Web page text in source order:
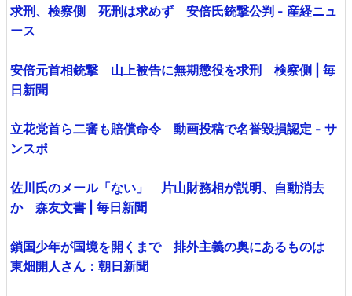
求刑、検察側 死刑は求めず 安倍氏銃撃公判 - 産経ニュ
ース
安倍元首相銃撃 山上被告に無期懲役を求刑 検察側 | 毎
日新聞
立花党首ら二審も賠償命令 動画投稿で名誉毀損認定 - サ
ンスポ
佐川氏のメール「ない」 片山財務相が説明、自動消去
か 森友文書 | 毎日新聞
鎖国少年が国境を開くまで 排外主義の奥にあるものは
東畑開人さん：朝日新聞